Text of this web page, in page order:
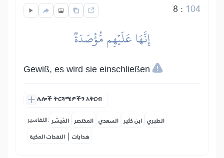
8 : 104
إِنَّهَا عَلَيۡهِم مُّؤۡصَدَةٞ
Gewiß, es wird sie einschließen
ሌሎች ትርጓሜዎችን አቅርብ
التفاسير: المُيسَّر المختصر السعدي ابن كثير الطبري
النفحات المكية | هدايات